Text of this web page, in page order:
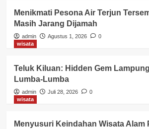
Menikmati Pesona Air Terjun
Masih Jarang Dijamah
admin Agustus 1, 2026
0
wisata
Teluk Kiluan: Hidden Gem
Lumba-Lumba
admin Juli 28, 2026
0
wisata
Menyusuri Keindahan Wisata Alam